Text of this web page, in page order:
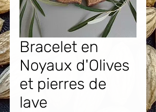
Bracelet en
Noyaux d'Olives
et pierres de
lave